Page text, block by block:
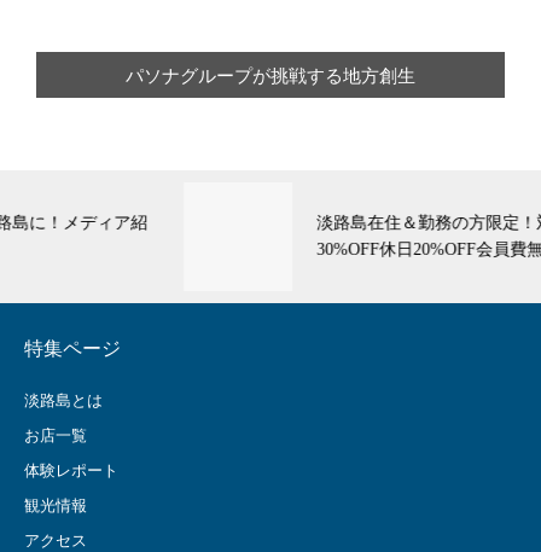
パソナグループが挑戦する地方創生
淡路島在住＆勤務の方限定！対象レストラン平日
30%OFF休日20%OFF会員費無料♪
特集ページ
淡路島とは
お店一覧
体験レポート
観光情報
アクセス